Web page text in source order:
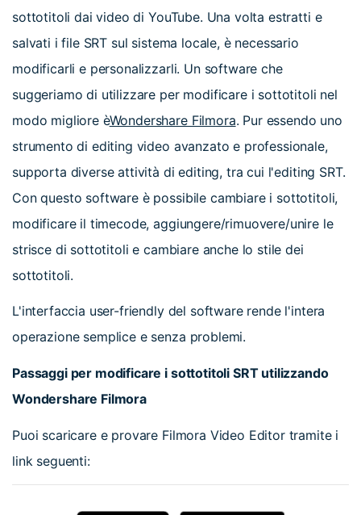
sottotitoli dai video di YouTube. Una volta estratti e
salvati i file SRT sul sistema locale, è necessario
modificarli e personalizzarli. Un software che
suggeriamo di utilizzare per modificare i sottotitoli nel
modo migliore èWondershare Filmora. Pur essendo uno
strumento di editing video avanzato e professionale,
supporta diverse attività di editing, tra cui l'editing SRT.
Con questo software è possibile cambiare i sottotitoli,
modificare il timecode, aggiungere/rimuovere/unire le
strisce di sottotitoli e cambiare anche lo stile dei
sottotitoli.
L'interfaccia user-friendly del software rende l'intera
operazione semplice e senza problemi.
Passaggi per modificare i sottotitoli SRT utilizzando
Wondershare Filmora
Puoi scaricare e provare Filmora Video Editor tramite i
link seguenti: